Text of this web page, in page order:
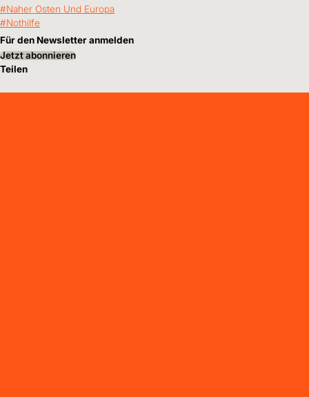
Naher Osten Und Europa
Nothilfe
Für den Newsletter anmelden
Jetzt abonnieren
Teilen